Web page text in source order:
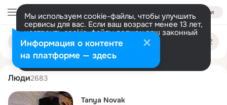
Войти
Мы используем cookie-файлы, чтобы улучшить
сервисы для вас. Если ваш возраст менее 13 лет,
настроить cookie-файлы должен ваш законный
представитель. Больше информации
Разрешить все Настроить
Поиск
людям
tanya novak
Люди2683
Tanya Novak
Информация о контенте
на платформе — здесь